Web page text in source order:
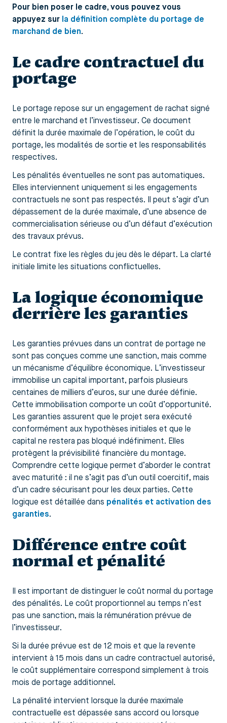
Pour bien poser le cadre, vous pouvez vous
appuyez sur la définition complète du portage de
marchand de bien.
Le cadre contractuel du
portage
Le portage repose sur un engagement de rachat signé
entre le marchand et l’investisseur. Ce document
définit la durée maximale de l’opération, le coût du
portage, les modalités de sortie et les responsabilités
respectives.
Les pénalités éventuelles ne sont pas automatiques.
Elles interviennent uniquement si les engagements
contractuels ne sont pas respectés. Il peut s’agir d’un
dépassement de la durée maximale, d’une absence de
commercialisation sérieuse ou d’un défaut d’exécution
des travaux prévus.
Le contrat fixe les règles du jeu dès le départ. La clarté
initiale limite les situations conflictuelles.
La logique économique
derrière les garanties
Les garanties prévues dans un contrat de portage ne
sont pas conçues comme une sanction, mais comme
un mécanisme d’équilibre économique. L’investisseur
immobilise un capital important, parfois plusieurs
centaines de milliers d’euros, sur une durée définie.
Cette immobilisation comporte un coût d’opportunité.
Les garanties assurent que le projet sera exécuté
conformément aux hypothèses initiales et que le
capital ne restera pas bloqué indéfiniment. Elles
protègent la prévisibilité financière du montage.
Comprendre cette logique permet d’aborder le contrat
avec maturité : il ne s’agit pas d’un outil coercitif, mais
d’un cadre sécurisant pour les deux parties. Cette
logique est détaillée dans pénalités et activation des
garanties.
Différence entre coût
normal et pénalité
Il est important de distinguer le coût normal du portage
des pénalités. Le coût proportionnel au temps n’est
pas une sanction, mais la rémunération prévue de
l’investisseur.
Si la durée prévue est de 12 mois et que la revente
intervient à 15 mois dans un cadre contractuel autorisé,
le coût supplémentaire correspond simplement à trois
mois de portage additionnel.
La pénalité intervient lorsque la durée maximale
contractuelle est dépassée sans accord ou lorsque